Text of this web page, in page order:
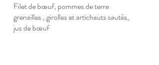
Filet de bœuf, pommes de terre
grenailles , girolles et artichauts sautés,
jus de bœuf